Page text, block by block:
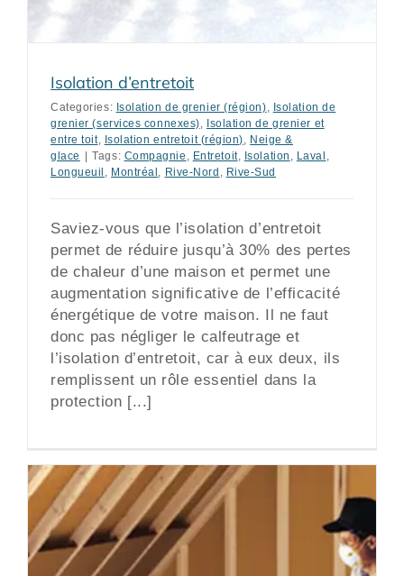
Isolation d’entretoit
Categories: Isolation de grenier (région), Isolation de
grenier (services connexes), Isolation de grenier et
entre toit, Isolation entretoit (région), Neige &
glace
Tags: Compagnie , Entretoit, Isolation , Laval ,
Longueuil , Montréal , Rive-Nord , Rive-Sud
Saviez-vous que l’isolation d’entretoit
permet de réduire jusqu’à 30% des pertes
de chaleur d’une maison et permet une
augmentation significative de l’efficacité
énergétique de votre maison. Il ne faut
donc pas négliger le calfeutrage et
l’isolation d’entretoit, car à eux deux, ils
remplissent un rôle essentiel dans la
protection [...]